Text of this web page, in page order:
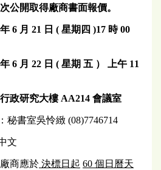
次公開取得廠商書面報價。
年 6 月 21 日 ( 星期四 )17 時 00
年 6 月 22 日 ( 星期 五 ） 上午 11
政研究大樓 AA214 會議室
秘書室吳怜緻 (08)7746714
文
商應於 決標日起 60 個日曆天